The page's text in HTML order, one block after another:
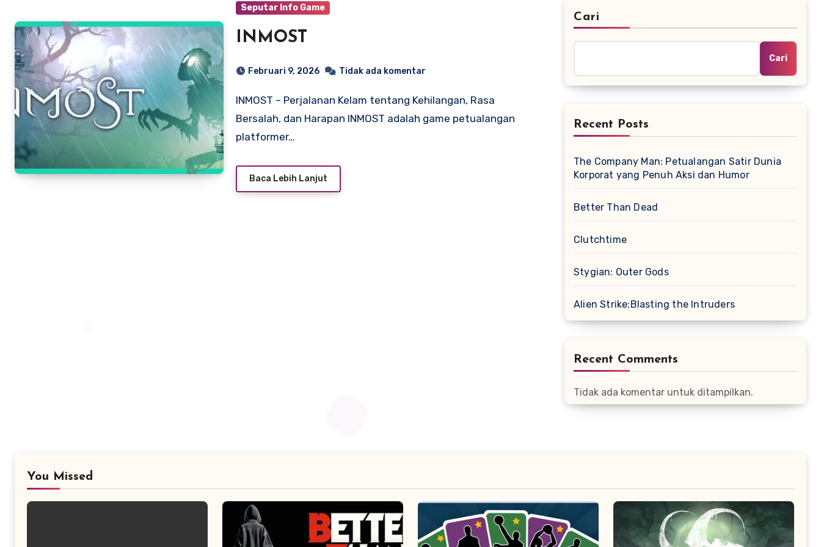
Seputar Info Game
INMOST
Februari 9, 2026 Tidak ada komentar
INMOST – Perjalanan Kelam tentang Kehilangan, Rasa
Bersalah, dan Harapan INMOST adalah game petualangan
platformer…
Baca Lebih Lanjut
Cari
Cari
Recent Posts
The Company Man: Petualangan Satir Dunia
Korporat yang Penuh Aksi dan Humor
Better Than Dead
Clutchtime
Stygian: Outer Gods
Alien Strike:Blasting the Intruders
Recent Comments
Tidak ada komentar untuk ditampilkan.
You Missed